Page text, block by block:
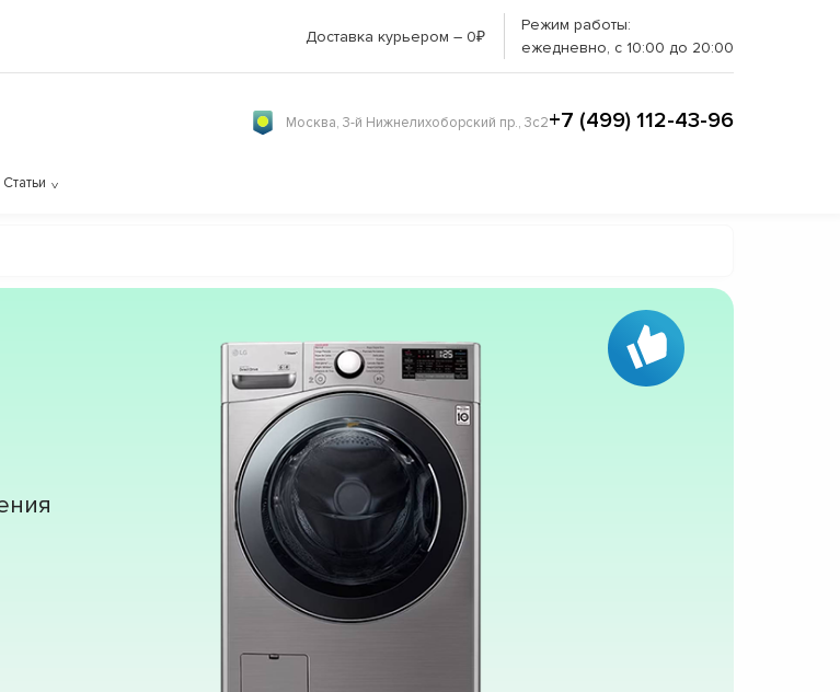
Доставка курьером – 0₽
Режим работы:
ежедневно, с 10:00 до 20:00
Москва, 3-й Нижнелихоборский пр., 3с2+7 (499) 112-43-96
Статьи